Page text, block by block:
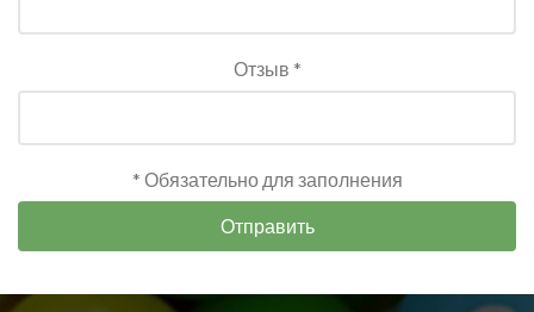
Отзыв *
* Обязательно для заполнения
Отправить